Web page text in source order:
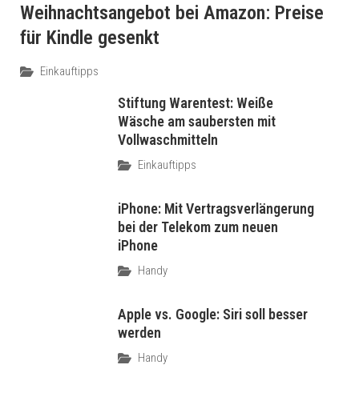
Weihnachtsangebot bei Amazon: Preise
für Kindle gesenkt
Einkauftipps
Stiftung Warentest: Weiße
Wäsche am saubersten mit
Vollwaschmitteln
Einkauftipps
iPhone: Mit Vertragsverlängerung
bei der Telekom zum neuen
iPhone
Handy
Apple vs. Google: Siri soll besser
werden
Handy